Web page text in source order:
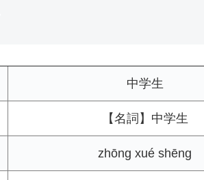
中学生
【名詞】中学生
zhōng xué shēng